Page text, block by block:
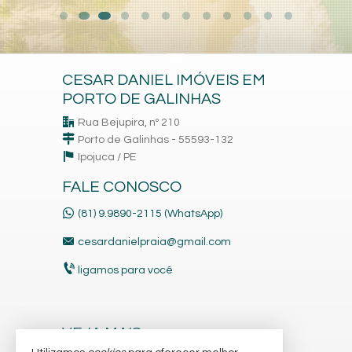
CESAR DANIEL IMÓVEIS EM
PORTO DE GALINHAS
Rua Bejupira, nº 210
Porto de Galinhas - 55593-132
Ipojuca / PE
FALE CONOSCO
(81) 9.9890-2115 (WhatsApp)
cesardanielpraia@gmail.com
ligamos para você
VEJA MAIS